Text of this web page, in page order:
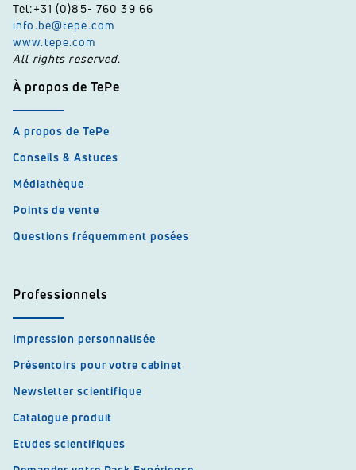
Tel:+31 (0)85- 760 39 66
info.be@tepe.com
www.tepe.com
All rights reserved.
À propos de TePe
A propos de TePe
Conseils & Astuces
Médiathèque
Points de vente
Questions fréquemment posées
Professionnels
Impression personnalisée
Présentoirs pour votre cabinet
Newsletter scientifique
Catalogue produit
Etudes scientifiques